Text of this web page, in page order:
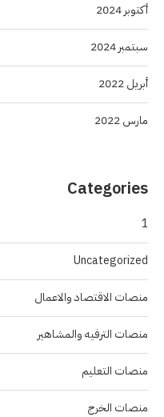
أكتوبر 2024
سبتمبر 2024
أبريل 2022
مارس 2022
Categories
1
Uncategorized
منصات الاقتصاد والاعمال
منصات الترفيه والمشاهير
منصات التعليم
منصات الخرج